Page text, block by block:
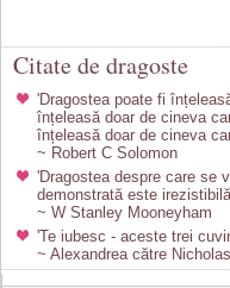
Citate de dragoste
'Dragostea poate fi
înțeleasă doar de cineva
înțeleasă doar de cineva
~ Robert C Solomon
'Dragostea despre care se
demonstrată este
~ W Stanley Mooneyham
'Te iubesc - aceste trei
~ Alexandrea către Nicholas